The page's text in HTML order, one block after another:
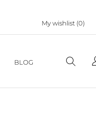
My wishlist (0)
BLOG